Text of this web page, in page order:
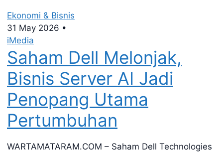
Ekonomi & Bisnis
31 May 2026 •
iMedia
Saham Dell Melonjak,
Bisnis Server AI Jadi
Penopang Utama
Pertumbuhan
WARTAMATARAM.COM – Saham Dell Technologies